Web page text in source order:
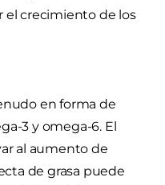
el crecimiento de los
en forma de
3 y omega-6. El
al aumento de
de grasa puede